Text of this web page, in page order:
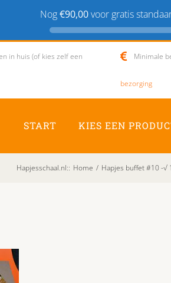
Nog€90,00voor gratis
in huis (of kies zelf een Minimale
bezorging
START KIES EEN
Hapjesschaal.nl:: Home / Hapjes buffet #10 -√